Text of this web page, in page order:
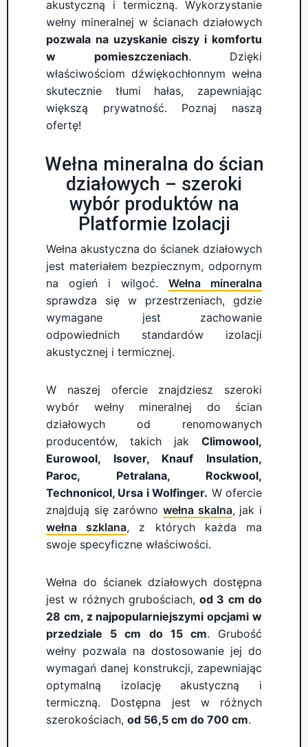
akustyczną i termiczną. Wykorzystanie
wełny mineralnej w ścianach działowych
pozwala na uzyskanie ciszy i komfortu
w pomieszczeniach. Dzięki
właściwościom dźwiękochłonnym wełna
skutecznie tłumi hałas, zapewniając
większą prywatność. Poznaj naszą
ofertę!
Wełna mineralna do ścian
działowych – szeroki
wybór produktów na
Platformie Izolacji
Wełna akustyczna do ścianek działowych
jest materiałem bezpiecznym, odpornym
na ogień i wilgoć. Wełna mineralna
sprawdza się w przestrzeniach, gdzie
wymagane jest zachowanie
odpowiednich standardów izolacji
akustycznej i termicznej.
W naszej ofercie znajdziesz szeroki
wybór wełny mineralnej do ścian
działowych od renomowanych
producentów, takich jak Climowool,
Eurowool, Isover, Knauf Insulation,
Paroc, Petralana, Rockwool,
Technonicol, Ursa i Wolfinger. W ofercie
znajdują się zarówno wełna skalna, jak i
wełna szklana, z których każda ma
swoje specyficzne właściwości.
Wełna do ścianek działowych dostępna
jest w różnych grubościach,od 3 cm do
28 cm, z najpopularniejszymi opcjami w
przedziale 5 cm do 15 cm. Grubość
wełny pozwala na dostosowanie jej do
wymagań danej konstrukcji, zapewniając
optymalną izolację akustyczną i
termiczną. Dostępna jest w różnych
szerokościach, od 56,5 cm do 700 cm.